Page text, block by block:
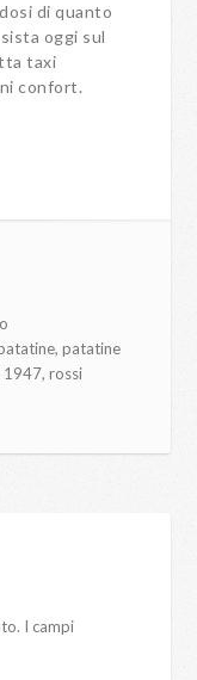
di quanto
oggi sul
taxi
confort.
,patatine
1947,rossi
I campi